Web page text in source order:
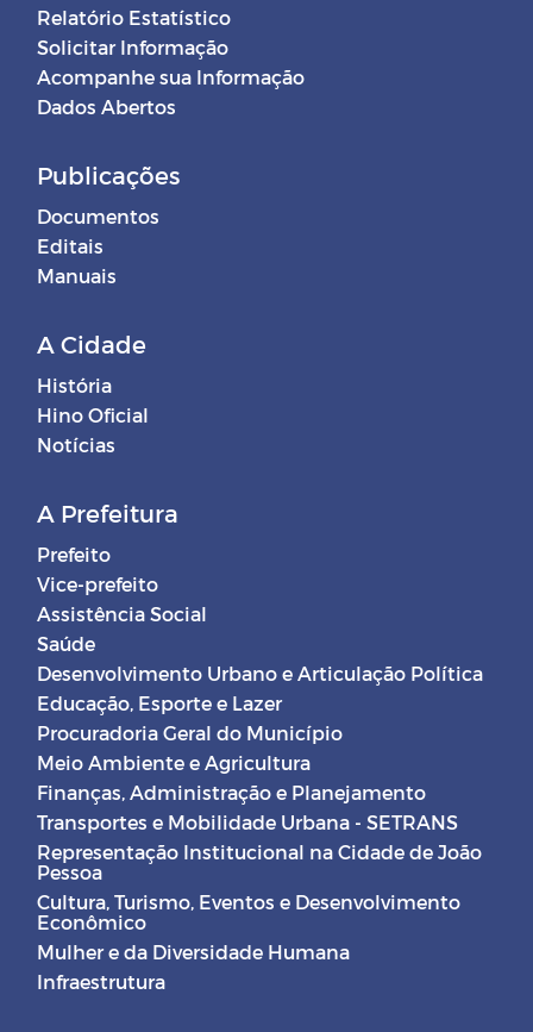
Relatório Estatístico
Solicitar Informação
Acompanhe sua Informação
Dados Abertos
Publicações
Documentos
Editais
Manuais
A Cidade
História
Hino Oficial
Notícias
A Prefeitura
Prefeito
Vice-prefeito
Assistência Social
Saúde
Desenvolvimento Urbano e Articulação Política
Educação, Esporte e Lazer
Procuradoria Geral do Município
Meio Ambiente e Agricultura
Finanças, Administração e Planejamento
Transportes e Mobilidade Urbana - SETRANS
Representação Institucional na Cidade de João
Pessoa
Cultura, Turismo, Eventos e Desenvolvimento
Econômico
Mulher e da Diversidade Humana
Infraestrutura